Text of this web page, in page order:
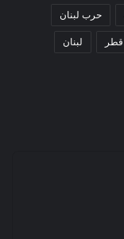
حرب لبنان
قطر لبنان